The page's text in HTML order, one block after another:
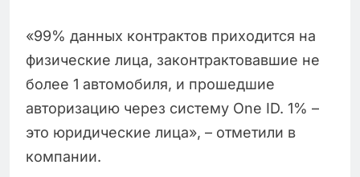
«99% данных контрактов приходится на
физические лица, законтрактовавшие не
более 1 автомобиля, и прошедшие
авторизацию через систему One ID. 1% –
это юридические лица», – отметили в
компании.